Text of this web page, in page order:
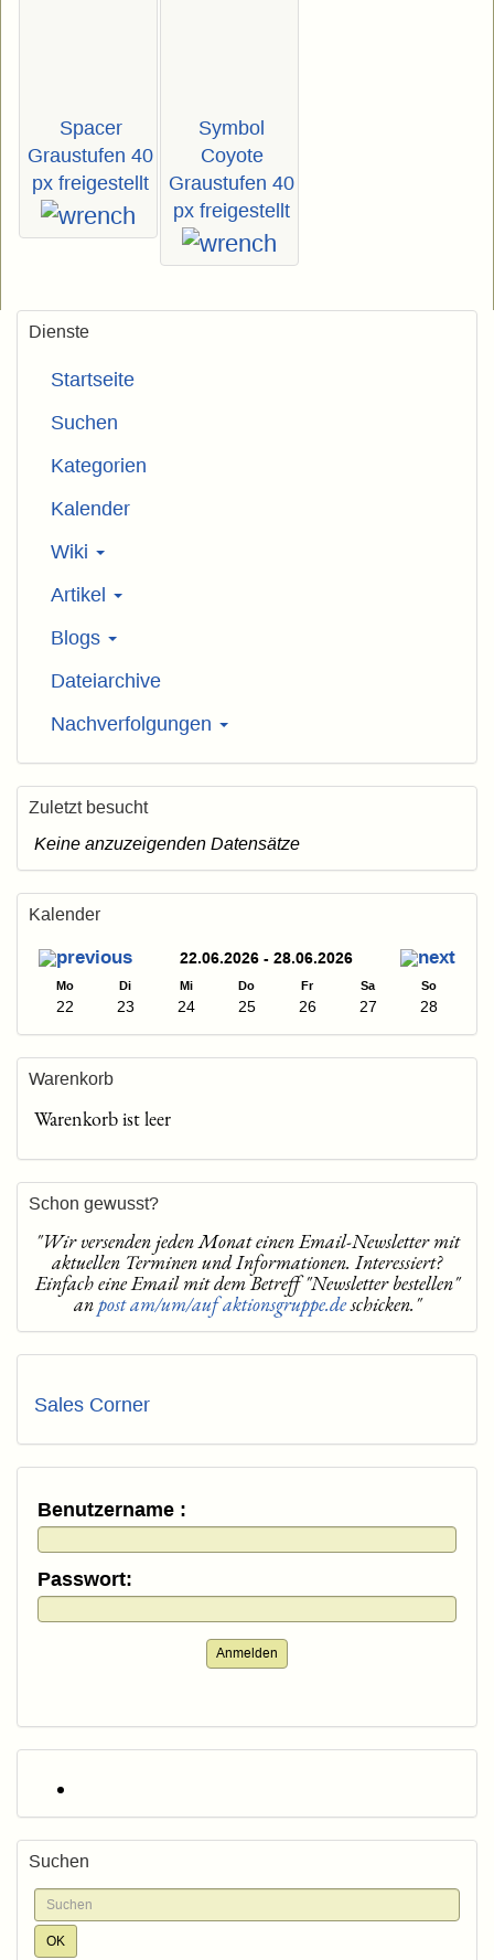
Spacer
Graustufen 40
px freigestellt
Symbol
Coyote
Graustufen 40
px freigestellt
Dienste
Startseite
Suchen
Kategorien
Kalender
Wiki
Artikel
Blogs
Dateiarchive
Nachverfolgungen
Zuletzt besucht
Keine anzuzeigenden Datensätze
Kalender
22.06.2026 - 28.06.2026
Mo Di Mi Do Fr Sa So
22 23 24 25 26 27 28
Warenkorb
Warenkorb ist leer
Schon gewusst?
"Wir versenden jeden Monat einen Email-Newsletter mit
aktuellen Terminen und Informationen. Interessiert?
Einfach eine Email mit dem Betreff "Newsletter bestellen"
anpost am/um/auf aktionsgruppe.deschicken."
Sales Corner
Benutzername :
Passwort:
Anmelden
Suchen